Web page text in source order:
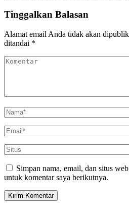
Tinggalkan Balasan
Alamat email Anda tidak akan
ditandai *
Simpan nama, email, dan situs
untuk komentar saya berikutnya.